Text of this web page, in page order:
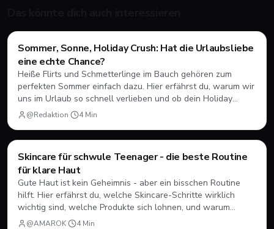
💘Dating
Sommer, Sonne, Holiday Crush: Hat die Urlaubsliebe
eine echte Chance?
Heiße Flirts und Schmetterlinge im Bauch gehören zum
perfekten Sommer einfach dazu. Hier erfährst du, warum wir
uns im Urlaub so schnell verlieben und ob dein Holiday
Crush auch im echten Alltag eine echte Chance hat.
@Redaktion· 4Min
Style & Body
Skincare für schwule Teenager - die beste Routine
für klare Haut
Gute Haut ist kein Geheimnis - aber ein bisschen Routine
hilft. Hier erfährst du, welche Skincare-Schritte wirklich
wichtig sind, welche Produkte sich lohnen, und warum
Männer-Hautpflege alles andere als uncool ist.
@AMAROK· 4Min